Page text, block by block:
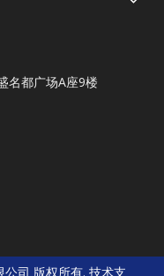
名都广场A座9楼
公司 版权所有. 技术支